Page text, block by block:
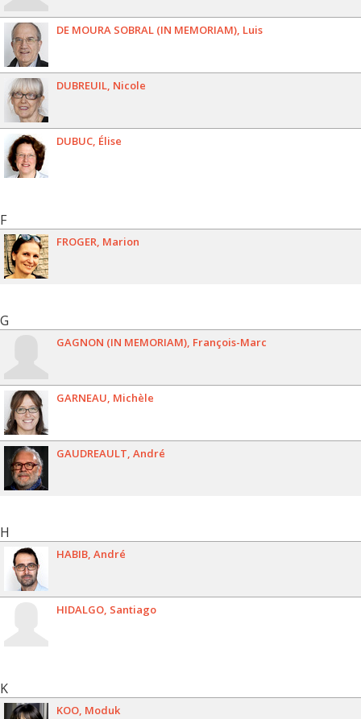
DE MOURA SOBRAL (IN MEMORIAM) Luis
DUBREUIL Nicole
DUBUC Élise
F
FROGER Marion
G
GAGNON (IN MEMORIAM) François-Marc
GARNEAU Michèle
GAUDREAULT André
H
HABIB André
HIDALGO Santiago
K
KOO Moduk